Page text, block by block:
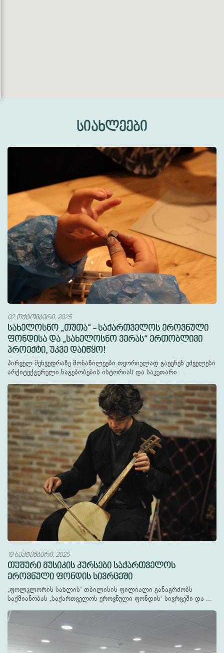
სიახლეები
02 ოქტომბერი, 2025
სახელოსნო „თუთა“ - საქართველოს ეროვნული
ფონდისა და „სახელოსნო ვერას“ ერთობლივი
პროექტი, უკვე დაიწყო!
პირველ შეხვედრაზე მონაწილეები თეორიულად გაეცნენ უძველესი
არქიტექტურული ნაგებობების ისტორიას და საკუთარი ...
19 სექტემბერი, 2025
თუშური მუსიკის კურსები საქართველოს
ეროვნული ფონდის სივრცეში
„ფოლკლორის სახლის“ თბილისის ფილიალი განაგრძობს
საქმიანობას „საქართველოს ეროვნული ფონდის“ სივრცეში და ...